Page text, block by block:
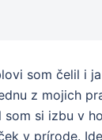
som čelil i
z mojich
som si izbu v
v prírode.